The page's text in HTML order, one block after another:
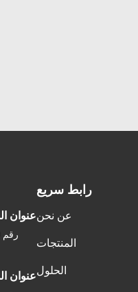
رابط سريع
عن نحن
المنتجات
الحلول
عنوان
عنوان